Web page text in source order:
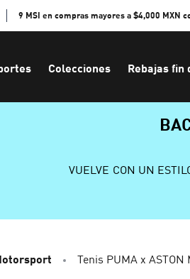
9 MSI en compras mayores a $4,000 MXN
Colecciones Rebajas fin
VUELVE CON UN
Tenis PUMA x